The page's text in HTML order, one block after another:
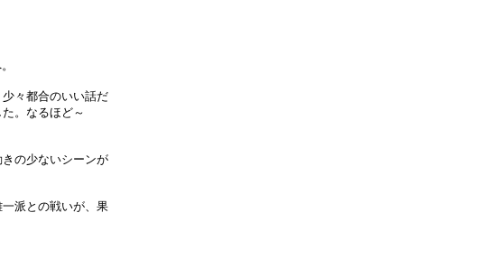
々都合のいい話だ
。なるほど～
の少ないシーンが
派との戦いが、果